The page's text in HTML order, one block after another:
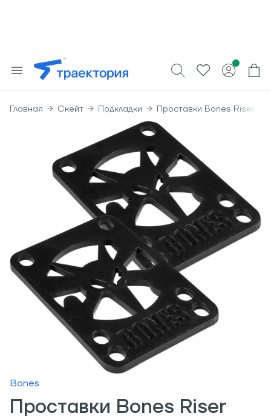
Главная Скейт Подкладки Проставки Bones Riser
Bones
Проставки Bones Riser